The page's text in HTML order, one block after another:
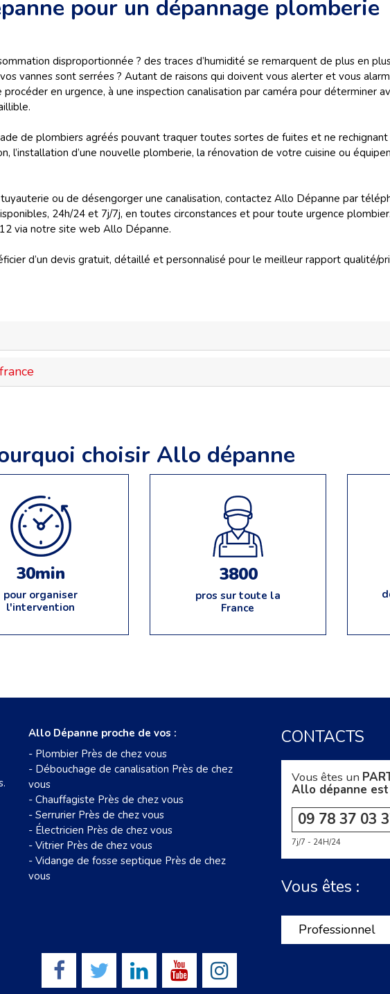
pour un dépannage plomberie
disproportionnée ? des traces d’humidité se remarquent de plus en
vannes sont serrées ? Autant de raisons qui doivent vous alerter et vous
en urgence, à une inspection canalisation par caméra pour déterminer
de plombiers agréés pouvant traquer toutes sortes de fuites et ne
l’installation d’une nouvelle plomberie, la rénovation de votre cuisine ou
ou de désengorger une canalisation, contactez Allo Dépanne par
24h/24 et 7j/7j, en toutes circonstances et pour toute urgence
via notre site web Allo Dépanne.
d’un devis gratuit, détaillé et personnalisé pour le meilleur rapport qualité/
choisir Allo dépanne
30min
pour organiser
l'intervention
3800
pros sur toute la
France
Allo Dépanne proche de vos :
- Plombier Près de chez vous
- Débouchage de canalisation Près de chez
vous
- Chauffagiste Près de chez vous
- Serrurier Près de chez vous
- Électricien Près de chez vous
- Vitrier Près de chez vous
- Vidange de fosse septique Près de chez
vous
CONTACTS
Vous êtes un
Allo dépanne
09 78 37 03
7j/7 - 24H/24
Vous êtes :
Professionnel